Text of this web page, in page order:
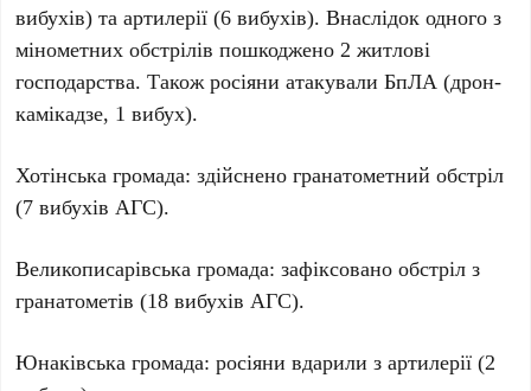
вибухів) та артилерії (6 вибухів). Внаслідок одного з
мінометних обстрілів пошкоджено 2 житлові
господарства. Також росіяни атакували БпЛА (дрон-
камікадзе, 1 вибух).
Хотінська громада: здійснено гранатометний обстріл
(7 вибухів АГС).
Великописарівська громада: зафіксовано обстріл з
гранатометів (18 вибухів АГС).
Юнаківська громада: росіяни вдарили з артилерії (2